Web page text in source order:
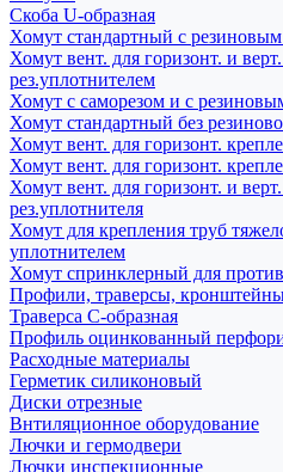
Скоба U-образная
Хомут стандартный с
Хомут вент. для горизонт. и
рез.уплотнителем
Хомут с саморезом и с
Хомут стандартный без
Хомут вент. для горизонт.
Хомут вент. для горизонт.
Хомут вент. для горизонт. и
рез.уплотнителя
Хомут для крепления труб
уплотнителем
Хомут спринклерный для
Профили, траверсы,
Траверса С-образная
Профиль оцинкованный
Расходные материалы
Герметик силиконовый
Диски отрезные
Внтиляционное оборудование
Лючки и гермодвери
Лючки инспекционные